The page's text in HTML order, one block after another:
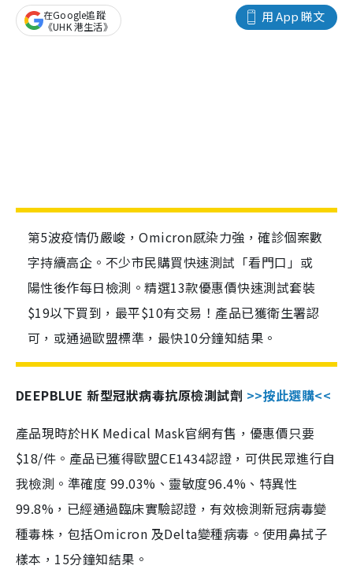
用 App 睇文
在Google追蹤
《UHK 港生活》
第5波疫情仍嚴峻，Omicron感染力強，確診個案數
字持續高企。不少市民購買快速測試「看門口」或
陽性後作每日檢測。精選13款優惠價快速測試套裝
$19以下買到，最平$10有交易！產品已獲衛生署認
可，或通過歐盟標準，最快10分鐘知結果。
DEEPBLUE 新型冠狀病毒抗原檢測試劑 >>按此選購<<
產品現時於HK Medical Mask官網有售，優惠價只要
$18/件。產品已獲得歐盟CE1434認證，可供民眾進行自
我檢測。準確度 99.03%、靈敏度96.4%、特異性
99.8%，已經通過臨床實驗認證，有效檢測新冠病毒變
種毒株，包括Omicron 及Delta變種病毒。使用鼻拭子
樣本，15分鐘知結果。